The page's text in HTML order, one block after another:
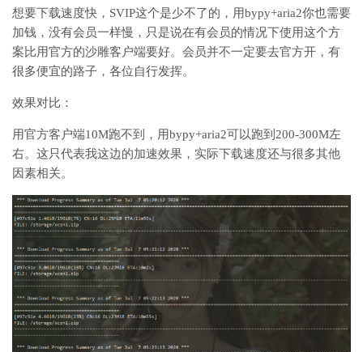
想要下载速度快，SVIP这个是少不了的，用bypy+aria2你也需要
加钱，没有会员一样慢，只是说在有会员的情况下使用这个方
案比用官方的沙雕客户端要好。会员并不一定要去官方开，有
很多便宜的路子，各位自行发挥。
效果对比：
用官方客户端10M跑不到，用bypy+aria2可以跑到200-300M左
右。这只代表我这边的加速效果，实际下载速度还与很多其他
因素相关。